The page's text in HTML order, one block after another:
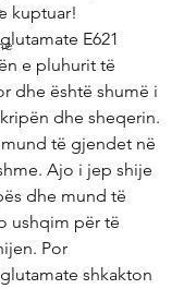
kuptuar!
E621
e pluhurit të
dhe është shumë i
dhe sheqerin.
të gjendet në
Ajo i jep shije
dhe mund të
ushqim për të
Por
shkakton